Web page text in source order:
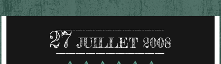
27 JUILLET 2008